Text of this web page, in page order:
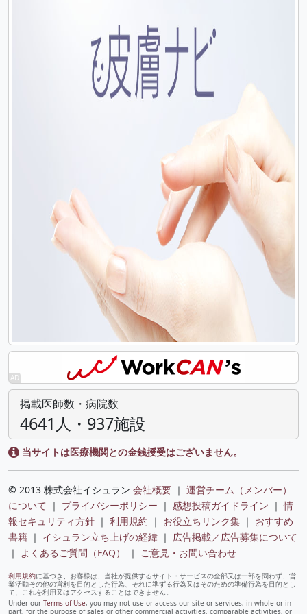
掲載医師数・病院数
4641人・937施設
当サイトは医療機関との金銭授受はございません。
© 2013 株式会社イシュラン 会社概要 ｜ 運営チーム（メンバー）
について ｜ プライバシーポリシー ｜ 感想投稿ガイドライン ｜情
報セキュリティ方針 ｜ 利用規約 ｜ お役立ちリンク集 ｜ おすすめ
書籍 ｜ イシュラン立ち上げの経緯 ｜ 広告掲載／広告募集について
｜ よくあるご質問（FAQ） ｜ ご意見・お問い合わせ
利用規約に基づき、お客様は、当社が提供するサイト・サービスの全部又は一部を問わず、営
業活動その他の営利を目的とした行為、それに準ずる行為又はそのための準備行為を目的とし
て、これを利用又はアクセスすることはできません。
Under our Terms of Use, you may not use or access our site or services, in whole or in
part, for the purpose of sales or other commercial activities, comparable activities, or